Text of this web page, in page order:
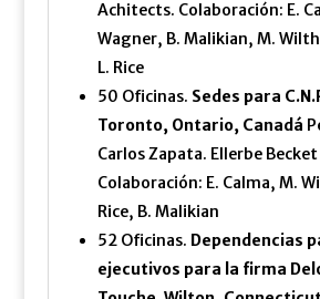
Achitects. Colaboración: E.
Wagner, B. Malikian, M.
L. Rice
50 Oficinas. Sedes para
Toronto, Ontario, Canadá
Carlos Zapata. Ellerbe
Colaboración: E. Calma, M.
Rice, B. Malikian
52 Oficinas. Dependencias
ejecutivos para la firma